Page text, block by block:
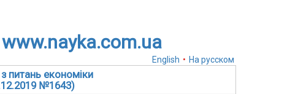
www.nayka.com.ua
English • На русском
питань економіки
№1643)